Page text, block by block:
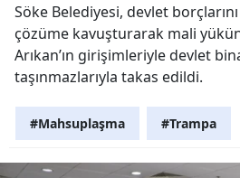
Söke Belediyesi, devlet
çözüme kavuşturarak mali
Arıkan’ın girişimleriyle devlet
taşınmazlarıyla takas edildi.
#Mahsuplaşma #Trampa